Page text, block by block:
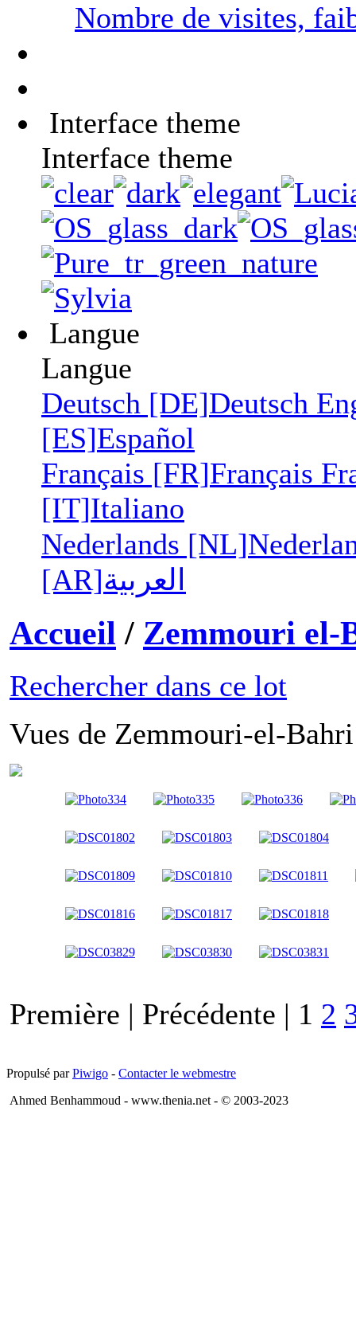
Nombre de visites,
Interface theme
Interface theme
Langue
Langue
Deutsch [DE]Deutsch
[ES]Español
Français [FR]Français
[IT]Italiano
Nederlands [NL]
[AR]العربية
Accueil / Zemmouri el-
Rechercher dans ce lot
Vues de Zemmouri-el-
Première | Précédente | 1 2
Propulsé parPiwigo - Contacter le webmestre
Ahmed Benhammoud - www.thenia.net - © 2003-2023